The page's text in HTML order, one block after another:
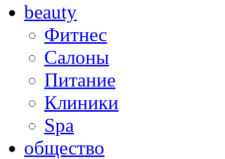
beauty
Фитнес
Салоны
Питание
Клиники
Spa
общество